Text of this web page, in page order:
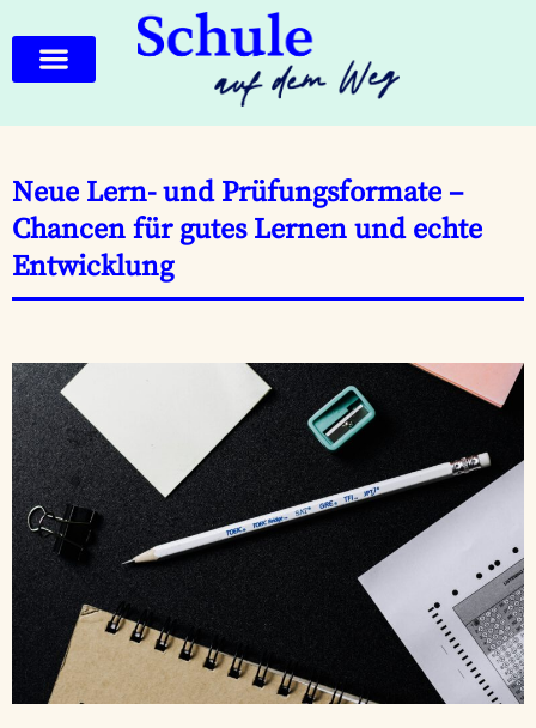
Neue Lern- und Prüfungsformate –
Chancen für gutes Lernen und echte
Entwicklung